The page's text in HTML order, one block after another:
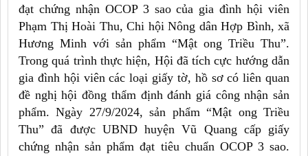
đạt chứng nhận OCOP 3 sao của gia đình hội viên
Phạm Thị Hoài Thu, Chi hội Nông dân Hợp Bình, xã
Hương Minh với sản phẩm “Mật ong Triều Thu”.
Trong quá trình thực hiện, Hội đã tích cực hướng dẫn
gia đình hội viên các loại giấy tờ, hồ sơ có liên quan
đề nghị hội đồng thẩm định đánh giá công nhận sản
phẩm. Ngày 27/9/2024, sản phẩm “Mật ong Triều
Thu” đã được UBND huyện Vũ Quang cấp giấy
chứng nhận sản phẩm đạt tiêu chuẩn OCOP 3 sao.